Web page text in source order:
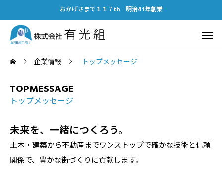
おかげさまで１１７th 明治41年創業
企業情報 トップメッセージ
TOPMESSAGE
トップメッセージ
未来を、一緒につくろう。
土木・建築から不動産までワンストップで確かな技術と信頼
関係で、豊かな街づくりに貢献します。